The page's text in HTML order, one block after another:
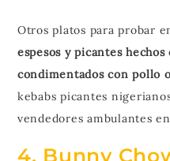
Otros platos para probar
espesos y picantes
condimentados con pollo
kebabs picantes
vendedores ambulantes
4. Bunny